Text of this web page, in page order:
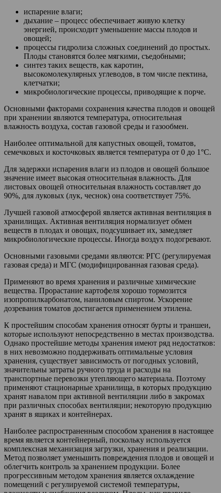
испарение влаги;
дыхание – процесс обеспечивает живую клетку
энергией, происходит уменьшение массы плодов и
овощей;
процессы гидролиза сложных соединений до простых.
Плоды становятся более мягкими, съедобными;
синтез таких веществ, как каротин,
высокомолекулярных углеводов, в том числе пектина,
клетчатки;
микробиологические процессы, приводящие к порче.
Основными факторами сохранения качества плодов и овощей
при хранении являются температура, относительная
влажность воздуха, состав газовой среды и газообмен.
Наиболее оптимальной для капустных овощей, томатов,
семечковых и косточковых является температура от 0 до 1°С.
Для задержки испарения влаги из плодов и овощей большое
значение имеет высокая относительная влажность. Для
листовых овощей относительная влажность составляет до
90%, для луковых (лук, чеснок) она соответствует 75%.
Лучшей газовой атмосферой является активная вентиляция в
хранилищах. Активная вентиляция нормализует обмен
веществ в плодах и овощах, подсушивает их, замедляет
микробиологические процессы. Иногда воздух подогревают.
Основными газовыми средами являются: РГС (регулируемая
газовая среда) и МГС (модифицированная газовая среда).
Применяют во время хранения и различные химические
вещества. Прорастание картофеля хорошо тормозится
изопропилкарбонатом, наниловым спиртом. Ускорение
дозревания томатов достигается применением этилена.
К простейшим способам хранения относят бурты и траншеи,
которые используют непосредственно в местах производства.
Однако простейшие методы хранения имеют ряд недостатков:
в них невозможно поддерживать оптимальные условия
хранения, существует зависимость от погодных условий,
значительны затраты ручного труда и расходы на
транспортные перевозки утепляющего материала. Поэтому
применяют стационарные хранилища, в которых продукцию
хранят навалом при активной вентиляции либо в закромах
при различных способах вентиляции; некоторую продукцию
хранят в ящиках и контейнерах.
Наиболее распространенным способом хранения в настоящее
время является контейнерный, поскольку используется
комплексная механизация загрузки, хранения и реализации.
Метод позволяет уменьшить повреждения плодов и овощей и
облегчить контроль за хранением продукции. Более
прогрессивным методом хранения является охлаждение
помещений с регулируемой системой температуры,